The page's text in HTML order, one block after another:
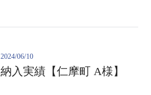
2024/06/10
納入実績【仁摩町 A様】